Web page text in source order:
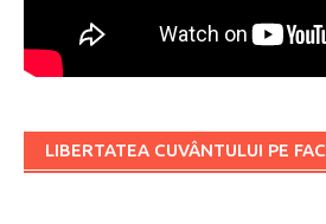
LIBERTATEA CUVÂNTULUI PE